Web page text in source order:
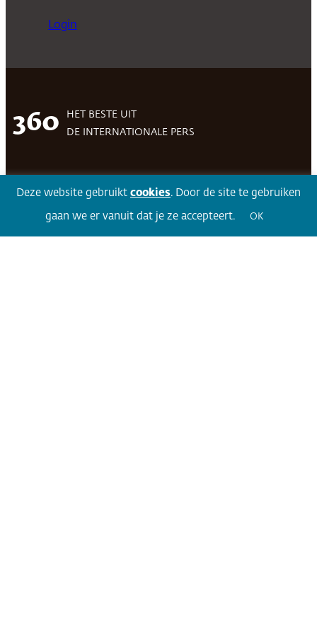
Login
360
HET BESTE UIT
DE INTERNATIONALE PERS
Volg 360Facebook LinkedIn Twitter
Deze website gebruikt cookies. Door de site te gebruiken
gaan we er vanuit dat je ze accepteert. OK